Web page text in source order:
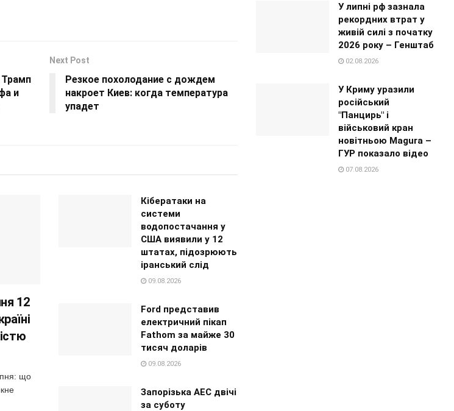
и
Next Post
Резкое похолодание с дождем
накроет Киев: когда температура
упадет
12
що
Кібератаки на
системи
водопостачання у
США виявили у 12
штатах, підозрюють
іранський слід
09.08.2026
Ford представив
електричний пікап
Fathom за майже 30
тисяч доларів
09.08.2026
Запорізька АЕС двічі
за суботу
У липні рф зазнала
рекордних втрат у
живій силі з початку
2026 року – Генштаб
02.08.2026
У Криму уразили
російський
"Панцирь" і
військовий кран
новітньою Magura –
ГУР показало відео
07.08.2026